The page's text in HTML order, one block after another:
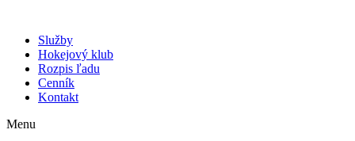
Služby
Hokejový klub
Rozpis ľadu
Cenník
Kontakt
Menu